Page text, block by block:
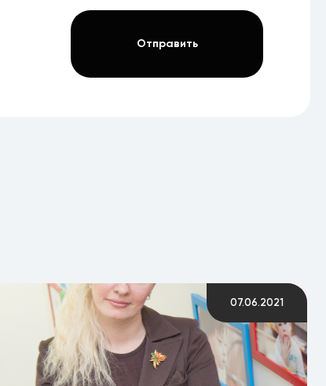
07.06.2021